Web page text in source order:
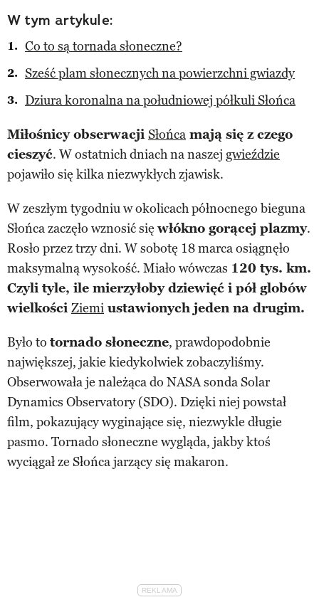
W tym artykule:
Co to są tornada słoneczne?
Sześć plam słonecznych na powierzchni gwiazdy
Dziura koronalna na południowej półkuli Słońca
Miłośnicy obserwacji Słońca mają się z czego
cieszyć. W ostatnich dniach na naszej gwieździe
pojawiło się kilka niezwykłych zjawisk.
W zeszłym tygodniu w okolicach północnego bieguna
Słońca zaczęło wznosić się włókno gorącej plazmy.
Rosło przez trzy dni. W sobotę 18 marca osiągnęło
maksymalną wysokość. Miało wówczas 120 tys. km.
Czyli tyle, ile mierzyłoby dziewięć i pół globów
wielkości Ziemi ustawionych jeden na drugim.
Było to tornado słoneczne, prawdopodobnie
największej, jakie kiedykolwiek zobaczyliśmy.
Obserwowała je należąca do NASA sonda Solar
Dynamics Observatory (SDO). Dzięki niej powstał
film, pokazujący wyginające się, niezwykle długie
pasmo. Tornado słoneczne wygląda, jakby ktoś
wyciągał ze Słońca jarzący się makaron.